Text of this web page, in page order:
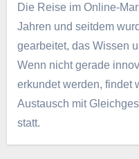
Die Reise im Online-
Jahren und seitdem
gearbeitet, das Wissen
Wenn nicht gerade
erkundet werden, findet
Austausch mit
statt.